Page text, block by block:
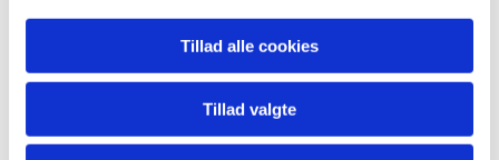
Tillad alle cookies
Tillad valgte